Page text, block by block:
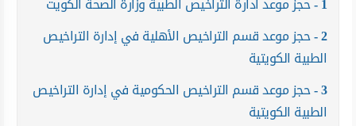
2 حجز موعد قسم التراخيص الأهلية في إدارة التراخيص
الطبية الكويتية
3 حجز موعد قسم التراخيص الحكومية في إدارة التراخيص
الطبية الكويتية